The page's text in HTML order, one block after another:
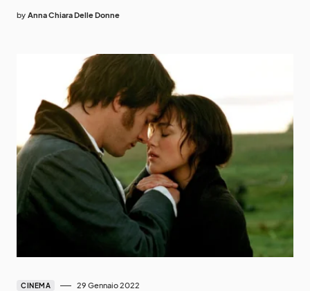
by Anna Chiara Delle Donne
CINEMA 29 Gennaio 2022